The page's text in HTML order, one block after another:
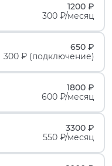
1200 ₽
300 ₽/месяц
650 ₽
300 ₽ (подключение)
1800 ₽
600 ₽/месяц
3300 ₽
550 ₽/месяц